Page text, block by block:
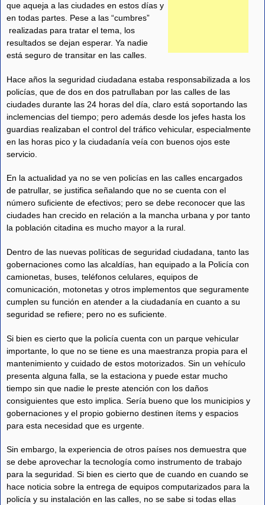
que aqueja a las ciudades en estos días y
en todas partes. Pese a las “cumbres”
realizadas para tratar el tema, los
resultados se dejan esperar. Ya nadie
está seguro de transitar en las calles.
Hace años la seguridad ciudadana estaba responsabilizada a los
policías, que de dos en dos patrullaban por las calles de las
ciudades durante las 24 horas del día, claro está soportando las
inclemencias del tiempo; pero además desde los jefes hasta los
guardias realizaban el control del tráfico vehicular, especialmente
en las horas pico y la ciudadanía veía con buenos ojos este
servicio.
En la actualidad ya no se ven policías en las calles encargados
de patrullar, se justifica señalando que no se cuenta con el
número suficiente de efectivos; pero se debe reconocer que las
ciudades han crecido en relación a la mancha urbana y por tanto
la población citadina es mucho mayor a la rural.
Dentro de las nuevas políticas de seguridad ciudadana, tanto las
gobernaciones como las alcaldías, han equipado a la Policía con
camionetas, buses, teléfonos celulares, equipos de
comunicación, motonetas y otros implementos que seguramente
cumplen su función en atender a la ciudadanía en cuanto a su
seguridad se refiere; pero no es suficiente.
Si bien es cierto que la policía cuenta con un parque vehicular
importante, lo que no se tiene es una maestranza propia para el
mantenimiento y cuidado de estos motorizados. Sin un vehículo
presenta alguna falla, se la estaciona y puede estar mucho
tiempo sin que nadie le preste atención con los daños
consiguientes que esto implica. Sería bueno que los municipios y
gobernaciones y el propio gobierno destinen ítems y espacios
para esta necesidad que es urgente.
Sin embargo, la experiencia de otros países nos demuestra que
se debe aprovechar la tecnología como instrumento de trabajo
para la seguridad. Si bien es cierto que de cuando en cuando se
hace noticia sobre la entrega de equipos computarizados para la
policía y su instalación en las calles, no se sabe si todas ellas